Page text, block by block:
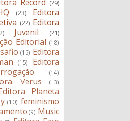
Record (29)
(23)
Editora
(22) Editora
Juvenil (21)
Editorial (18)
(16) Editora
(15)
Editora
(14)
Verus (13)
Planeta
(10) feminismo
(9) Music